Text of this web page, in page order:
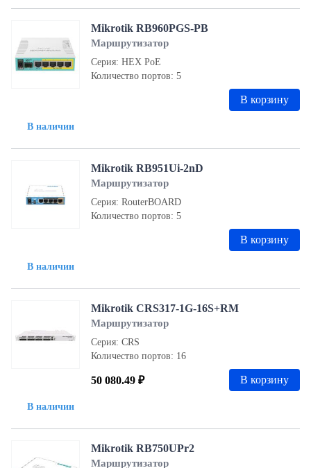
В наличии
Mikrotik RB960PGS-PB
Маршрутизатор
Серия: HEX PoE
Количество портов: 5
В корзину
В наличии
Mikrotik RB951Ui-2nD
Маршрутизатор
Серия: RouterBOARD
Количество портов: 5
В корзину
В наличии
Mikrotik CRS317-1G-16S+RM
Маршрутизатор
Серия: CRS
Количество портов: 16
50 080.49 ₽ В корзину
Mikrotik RB750UPr2
Маршрутизатор